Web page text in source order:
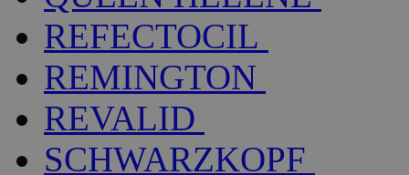
REFECTOCIL
REMINGTON
REVALID
SCHWARZKOPF